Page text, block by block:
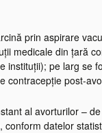
prin aspirare
medicale din țară
pe larg se
contracepție post-
al avorturilor –
datelor